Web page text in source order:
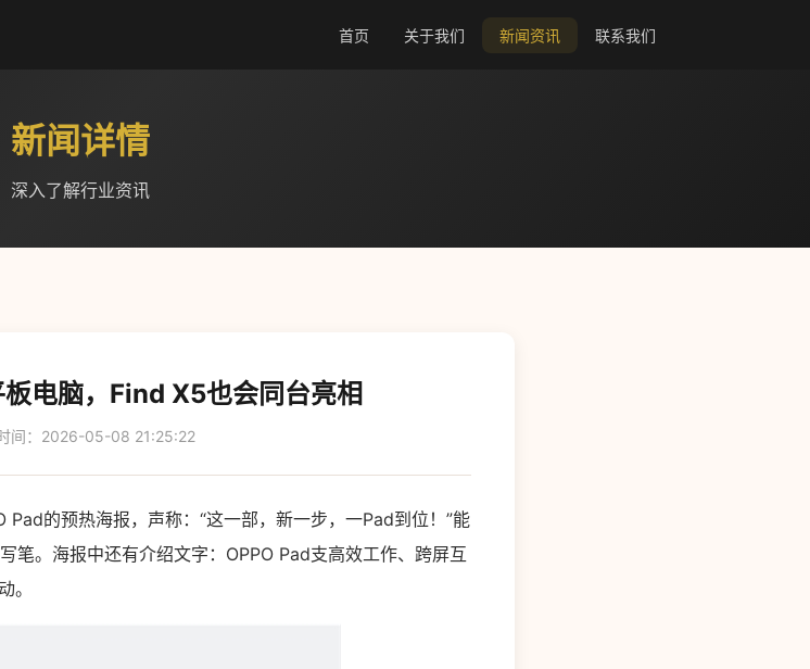
首页 关于我们 新闻资讯 联系我们
新闻详情
深入了解行业资讯
电脑，Find X5也会同台亮相
间：2026-05-08 21:25:22
Pad的预热海报，声称：“这一部，新一步，一Pad到位！”能
笔。海报中还有介绍文字：OPPO Pad支高效工作、跨屏互
。